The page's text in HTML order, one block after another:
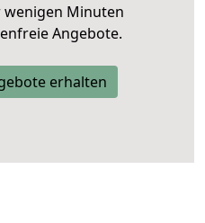
wenigen Minuten
Angebote.
erhalten